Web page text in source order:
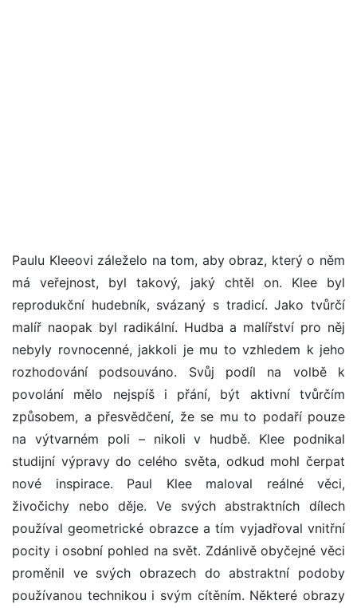
Paulu Kleeovi záleželo na tom, aby obraz, který o něm
má veřejnost, byl takový, jaký chtěl on. Klee byl
reprodukční hudebník, svázaný s tradicí. Jako tvůrčí
malíř naopak byl radikální. Hudba a malířství pro něj
nebyly rovnocenné, jakkoli je mu to vzhledem k jeho
rozhodování podsouváno. Svůj podíl na volbě k
povolání mělo nejspíš i přání, být aktivní tvůrčím
způsobem, a přesvědčení, že se mu to podaří pouze
na výtvarném poli – nikoli v hudbě. Klee podnikal
studijní výpravy do celého světa, odkud mohl čerpat
nové inspirace. Paul Klee maloval reálné věci,
živočichy nebo děje. Ve svých abstraktních dílech
používal geometrické obrazce a tím vyjadřoval vnitřní
pocity i osobní pohled na svět. Zdánlivě obyčejné věci
proměnil ve svých obrazech do abstraktní podoby
používanou technikou i svým cítěním. Některé obrazy